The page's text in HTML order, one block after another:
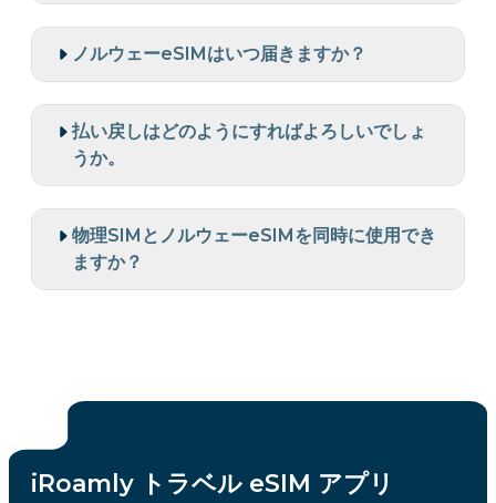
ノルウェーeSIMはいつ届きますか？
払い戻しはどのようにすればよろしいでしょ
うか。
物理SIMとノルウェーeSIMを同時に使用でき
ますか？
iRoamly トラベル eSIM アプリ